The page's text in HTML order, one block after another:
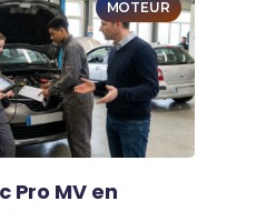
Pro MV en
MOTEUR